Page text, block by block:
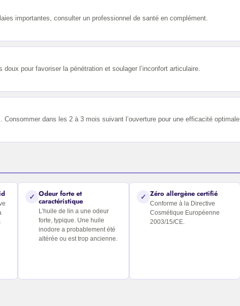
importantes, consulter un professionnel de santé en complément.
pour favoriser la pénétration et soulager l’inconfort articulaire.
dans les 2 à 3 mois suivant l’ouverture pour une efficacité optimale.
✓ Odeur forte et
caractéristique
L’huile de lin a une odeur
forte, typique. Une huile
inodore a probablement été
altérée ou est trop ancienne.
✓ Zéro allergène certifié
Conforme à la Directive
Cosmétique Européenne
2003/15/CE.